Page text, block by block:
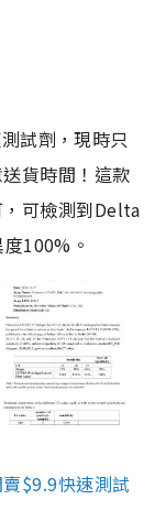
試劑，現時只
貨時間！這款
可檢測到Delta
100%。
$9.9快速測試